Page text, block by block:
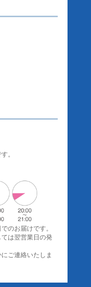
。
のお届けです。
は翌営業日の発
ご連絡いたしま